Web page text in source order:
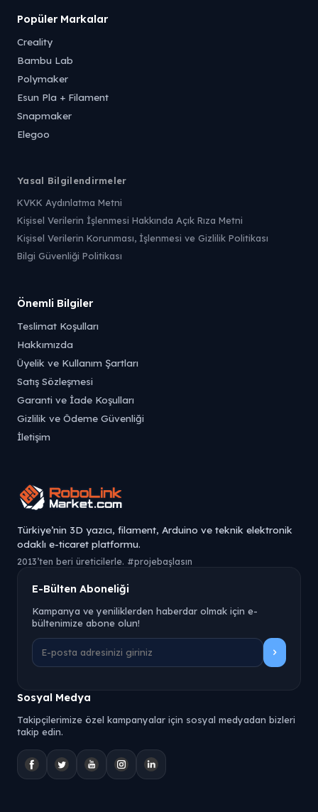
Popüler Markalar
Creality
Bambu Lab
Polymaker
Esun Pla + Filament
Snapmaker
Elegoo
Yasal Bilgilendirmeler
KVKK Aydınlatma Metni
Kişisel Verilerin İşlenmesi Hakkında Açık Rıza Metni
Kişisel Verilerin Korunması, İşlenmesi ve Gizlilik Politikası
Bilgi Güvenliği Politikası
Önemli Bilgiler
Teslimat Koşulları
Hakkımızda
Üyelik ve Kullanım Şartları
Satış Sözleşmesi
Garanti ve İade Koşulları
Gizlilik ve Ödeme Güvenliği
İletişim
Türkiye’nin 3D yazıcı, filament, Arduino ve teknik elektronik
odaklı e-ticaret platformu.
2013’ten beri üreticilerle. #projebaşlasın
E-Bülten Aboneliği
Kampanya ve yeniliklerden haberdar olmak için e-
bültenimize abone olun!
Sosyal Medya
Takipçilerimize özel kampanyalar için sosyal medyadan bizleri
takip edin.